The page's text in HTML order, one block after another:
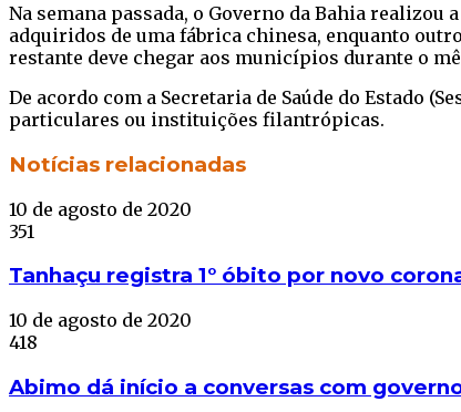
Na semana passada, o Governo da Bahia
adquiridos de uma fábrica chinesa, enquanto
restante deve chegar aos municípios durante o
De acordo com a Secretaria de Saúde do Estado
particulares ou instituições filantrópicas.
Facebook
Twitter
WhatsApp
Telegram
Notícias relacionadas
10 de agosto de 2020
351
Tanhaçu registra 1° óbito por novo
10 de agosto de 2020
418
Abimo dá início a conversas com